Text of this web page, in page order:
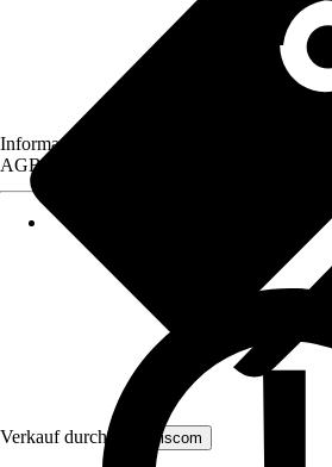
Verkauf durch: MS Viscom
Informationen des Verkäufers, wie z. B.
AGB, finden Sie bei Klick auf den